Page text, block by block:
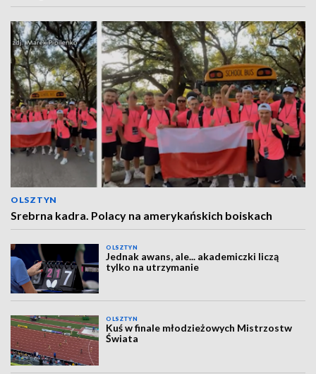
OLSZTYN
Srebrna kadra. Polacy na amerykańskich boiskach
OLSZTYN
Jednak awans, ale... akademiczki liczą
tylko na utrzymanie
OLSZTYN
Kuś w finale młodzieżowych Mistrzostw
Świata